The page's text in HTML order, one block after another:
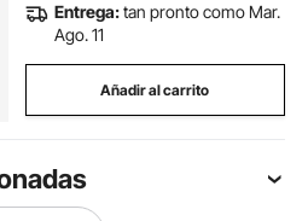
Entrega:tan pronto como Mar.
Ago. 11
Añadir al carrito